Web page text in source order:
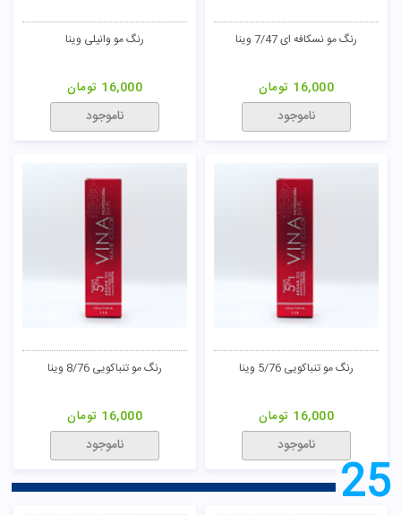
رنگ مو نسکافه ای 7/47 وینا
16,000 تومان
ناموجود
رنگ مو وانیلی وینا
16,000 تومان
ناموجود
رنگ مو تنباکویی 5/76 وینا
16,000 تومان
ناموجود
رنگ مو تنباکویی 8/76 وینا
16,000 تومان
ناموجود
25